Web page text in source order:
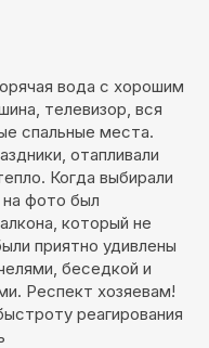
вода с хорошим
телевизор, вся
спальные места.
отапливали
Когда выбирали
на фото был
который не
приятно удивлены
беседкой и
Респект хозяевам!
реагирования